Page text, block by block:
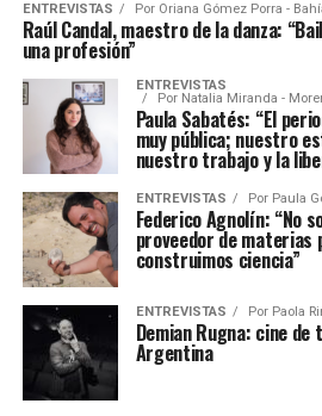
ENTREVISTAS Por Oriana Gómez Porra -
Raúl Candal, maestro de la danza:
una profesión”
ENTREVISTAS
Por Natalia Miranda -
Paula Sabatés: “El
muy pública; nuestro
nuestro trabajo y la
ENTREVISTAS Por Paula
Federico Agnolín: “No
proveedor de materias
construimos ciencia”
ENTREVISTAS Por Paola
Demian Rugna: cine
Argentina